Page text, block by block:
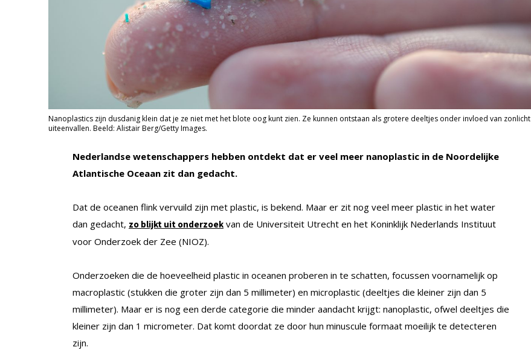
Nanoplastics zijn dusdanig klein dat je ze niet met het blote oog kunt zien. Ze kunnen ontstaan als grotere deeltjes onder invloed van zonlicht
uiteenvallen. Beeld: Alistair Berg/Getty Images.
Nederlandse wetenschappers hebben ontdekt dat er veel meer nanoplastic in de Noordelijke
Atlantische Oceaan zit dan gedacht.
Dat de oceanen flink vervuild zijn met plastic, is bekend. Maar er zit nog veel meer plastic in het water
dan gedacht, zo blijkt uit onderzoek van de Universiteit Utrecht en het Koninklijk Nederlands Instituut
voor Onderzoek der Zee (NIOZ).
Onderzoeken die de hoeveelheid plastic in oceanen proberen in te schatten, focussen voornamelijk op
macroplastic (stukken die groter zijn dan 5 millimeter) en microplastic (deeltjes die kleiner zijn dan 5
millimeter). Maar er is nog een derde categorie die minder aandacht krijgt: nanoplastic, ofwel deeltjes die
kleiner zijn dan 1 micrometer. Dat komt doordat ze door hun minuscule formaat moeilijk te detecteren
zijn.